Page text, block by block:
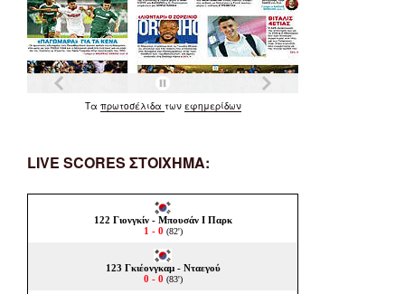
Τα πρωτοσέλιδα των εφημερίδων
LIVE SCORES ΣΤΟΙΧΗΜΑ: